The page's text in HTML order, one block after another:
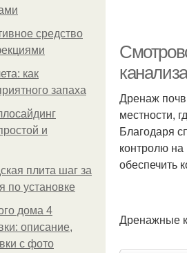
средство
как
запаха
и
плита шаг за
по установке
дома 4
описание,
с фото
Дренаж
местности,
Благодаря
контролю
обеспечить
Дренажные